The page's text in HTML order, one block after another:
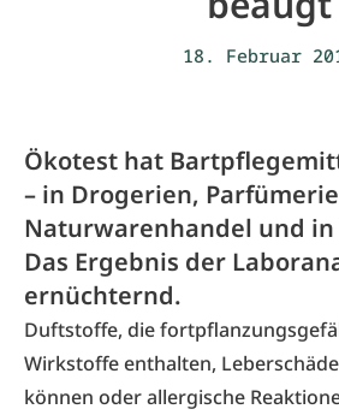
18. Februar
Ökotest hat
– in Drogerien,
Naturwarenhandel und in
Das Ergebnis der
ernüchternd.
Duftstoffe, die
Wirkstoffe enthalten,
können oder allergische